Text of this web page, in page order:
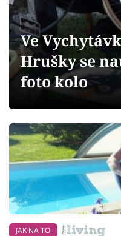
Přihlášení
Sledujte nás
Ve
Hrušky se
foto kolo
JAK NA TO